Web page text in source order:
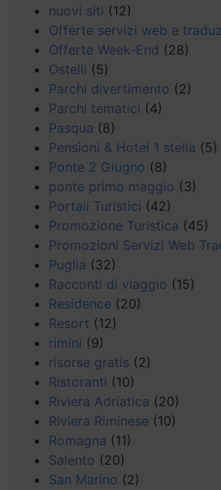
nuovi siti (12)
Offerte servizi web e
Offerte Week-End (28)
Ostelli (5)
Parchi divertimento (2)
Parchi tematici (4)
Pasqua (8)
Pensioni & Hotel 1 stella (5)
Ponte 2 Giugno (8)
ponte primo maggio (3)
Portali Turistici (42)
Promozione Turistica (45)
Promozioni Servizi Web
Puglia (32)
Racconti di viaggio (15)
Residence (20)
Resort (12)
rimini (9)
risorse gratis (2)
Ristoranti (10)
Riviera Adriatica (20)
Riviera Riminese (10)
Romagna (11)
Salento (20)
San Marino (2)